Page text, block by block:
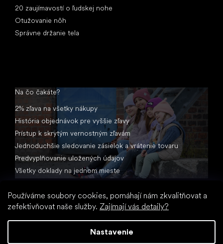
Používáme soubory cookies, pomáhají nám zkvalitňovat a
zefektivňovat naše služby. Zajímají vás detaily?
Nastavenie
20 zaujímavostí o ľudskej nohe
Otužovanie nôh
Správne držanie tela
Na čo čakáte?
2% zľava na všetky nákupy
História objednávok pre vyššie zľavy
Prístup k skrytým vernostným zľavám
Jednoduchšie sledovanie zásielok a vrátenie tovaru
Predvyplňovanie uložených údajov
Všetky doklady na jednom mieste
Vytvoril Shoptet